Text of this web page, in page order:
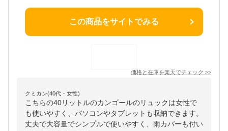
この商品をサイトでみる
価格と在庫を楽天でチェック >>
クミカン(40代・女性)
こちらの40リットルのカンゴールのリュックは女性で
も使いやすく、パソコンやタブレットも収納できます。
丈夫で大容量でシンプルで使いやすく、雨カバーも付い